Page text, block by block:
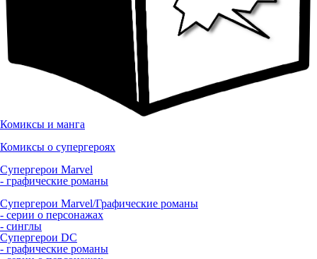
Комиксы и манга
Комиксы о супергероях
Супергерои Marvel
- графические романы
Супергерои Marvel/Графические романы
- серии о персонажах
- синглы
Супергерои DC
- графические романы